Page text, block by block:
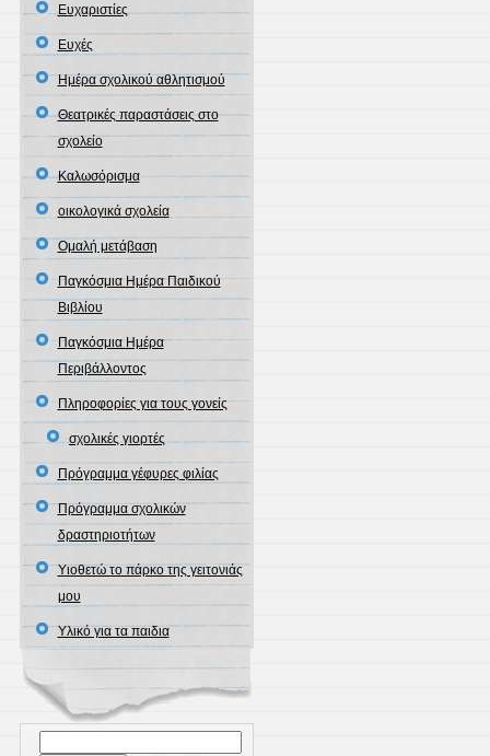
Ευχαριστίες
Ευχές
Ημέρα σχολικού αθλητισμού
Θεατρικές παραστάσεις στο
σχολείο
Καλωσόρισμα
οικολογικά σχολεία
Ομαλή μετάβαση
Παγκόσμια Ημέρα Παιδικού
Βιβλίου
Παγκόσμια Ημέρα
Περιβάλλοντος
Πληροφορίες για τους γονείς
σχολικές γιορτές
Πρόγραμμα γέφυρες φιλίας
Πρόγραμμα σχολικών
δραστηριοτήτων
Υιοθετώ το πάρκο της γειτονιάς
μου
Υλικό για τα παιδια